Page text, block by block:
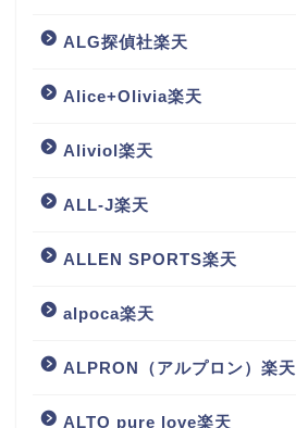
ALG探偵社楽天
Alice+Olivia楽天
Aliviol楽天
ALL-J楽天
ALLEN SPORTS楽天
alpoca楽天
ALPRON（アルプロン）楽天
ALTO pure love楽天